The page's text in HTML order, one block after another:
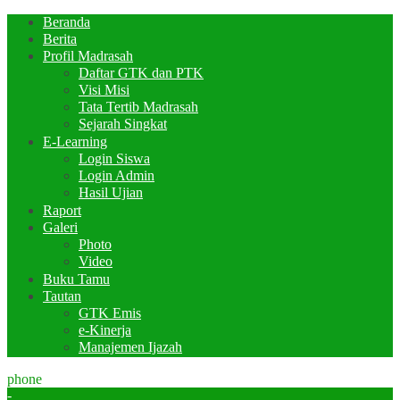
Beranda
Berita
Profil Madrasah
Daftar GTK dan PTK
Visi Misi
Tata Tertib Madrasah
Sejarah Singkat
E-Learning
Login Siswa
Login Admin
Hasil Ujian
Raport
Galeri
Photo
Video
Buku Tamu
Tautan
GTK Emis
e-Kinerja
Manajemen Ijazah
phone
-